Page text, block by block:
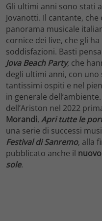
Gli ultimi anni sono stati
Jovanotti. Il cantante,
panorama musicale
cornice dei live, che gli
soddisfazioni. Basti
Jova Beach Party, che
degli ultimi anni, con
tantissimi ospiti e nel
in generale
dell’Ariston nel 2022
Morandi, Apri tutte le
una serie di successi
Festival di Sanremo, alla
pubblicato anche il
sole.